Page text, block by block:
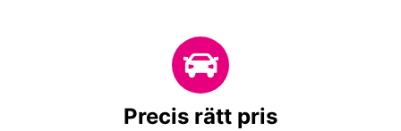
Precis rätt pris